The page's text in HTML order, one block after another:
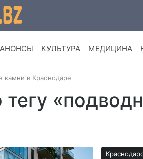
АНОНСЫ КУЛЬТУРА МЕДИЦИНА
камни в Краснодаре
тегу